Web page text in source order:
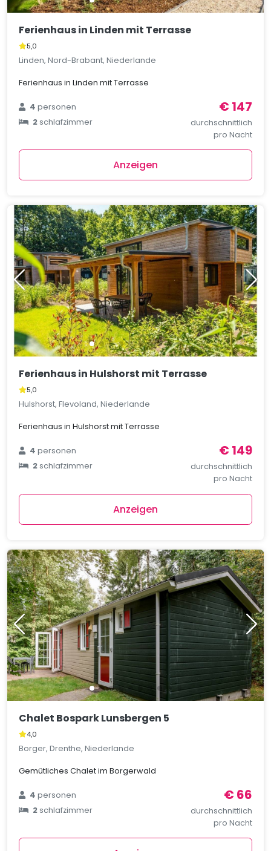
Ferienhaus in Linden mit Terrasse
5,0
Linden, Nord-Brabant, Niederlande
Ferienhaus in Linden mit Terrasse
4personen
2schlafzimmer
€ 147
durchschnittlich
pro Nacht
Anzeigen
Ferienhaus in Hulshorst mit Terrasse
5,0
Hulshorst, Flevoland, Niederlande
Ferienhaus in Hulshorst mit Terrasse
4personen
2schlafzimmer
€ 149
durchschnittlich
pro Nacht
Anzeigen
Chalet Bospark Lunsbergen 5
4,0
Borger, Drenthe, Niederlande
Gemütliches Chalet im Borgerwald
4personen
2schlafzimmer
€ 66
durchschnittlich
pro Nacht